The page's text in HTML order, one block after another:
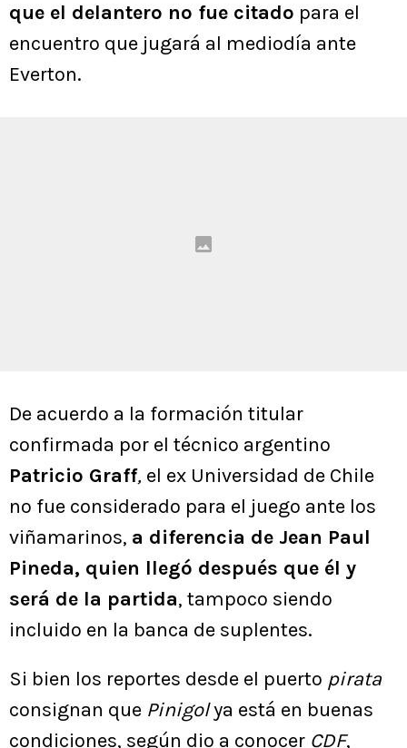
que el delantero no fue citado para el
encuentro que jugará al mediodía ante
Everton.
De acuerdo a la formación titular
confirmada por el técnico argentino
Patricio Graff, el ex Universidad de Chile
no fue considerado para el juego ante los
viñamarinos, a diferencia de Jean Paul
Pineda, quien llegó después que él y
será de la partida, tampoco siendo
incluido en la banca de suplentes.
Si bien los reportes desde el puerto pirata
consignan que Pinigolya está en buenas
condiciones, según dio a conocer CDF,